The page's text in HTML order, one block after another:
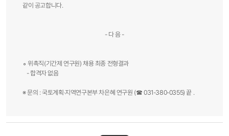
같이 공고합니다.
- 다 음 -
∘ 위촉직(기간제 연구원) 채용 최종 전형결과
- 합격자 없음
※ 문의 : 국토계획‧지역연구본부 차은혜 연구원 (☎ 031-380-0355) 끝 .​